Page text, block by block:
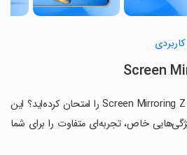
Screen
آیا تابه‌حال برنامه Screen Mirroring Z - TV Cast را امتحان کرده‌اید؟ این
خاص، تجربه‌ای متفاوت را برای شما